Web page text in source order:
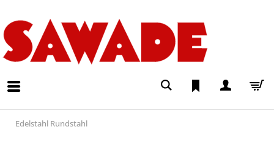
Edelstahl Rundstahl